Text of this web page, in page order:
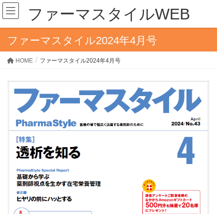
ファーマスタイルWEB
ファーマスタイル2024年4月号
HOME ファーマスタイル2024年4月号